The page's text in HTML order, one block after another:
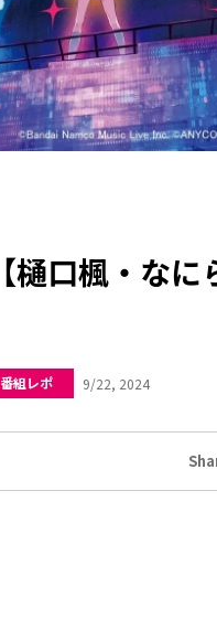
【樋口楓・な
番組レポ 9/22, 2024